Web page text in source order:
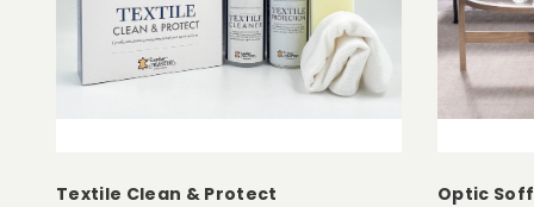
Textile Clean & Protect Optic